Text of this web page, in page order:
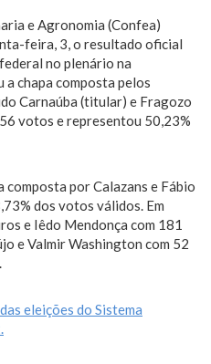
e Agronomia (Confea)
feira, 3, o resultado oficial
no plenário na
a chapa composta pelos
Carnaúba (titular) e Fragozo
votos e representou 50,23%
composta por Calazans e Fábio
dos votos válidos. Em
e Iêdo Mendonça com 181
e Valmir Washington com 52
eleições do Sistema